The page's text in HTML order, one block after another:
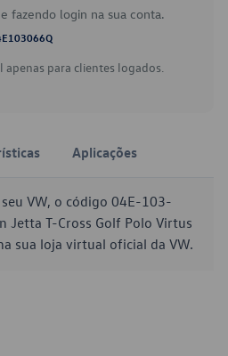
fazendo login na sua conta.
para clientes logados.
Aplicações
VW, o código 04E-103-
Jetta T-Cross Golf Polo Virtus
sua loja virtual oficial da VW.